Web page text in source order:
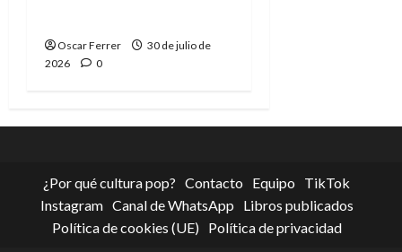
Oscar Ferrer
30 de julio de
2026
0
¿Por qué cultura pop? Contacto Equipo
TikTok
Instagram Canal de WhatsApp
Libros publicados
Política de cookies (UE)
Política de privacidad